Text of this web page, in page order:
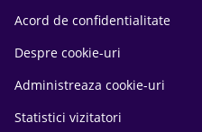
Acord de confidentialitate
Despre cookie-uri
Administreaza cookie-uri
Statistici vizitatori